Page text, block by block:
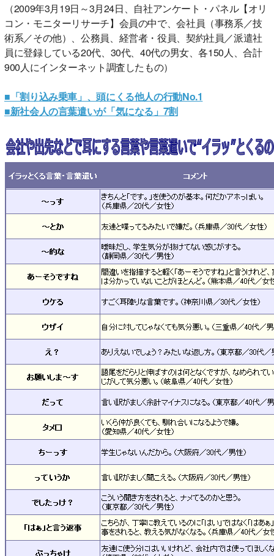
（2009年3月19日～3月24日、自社アンケート・パネル【オリ
コン・モニターリサーチ】会員の中で、会社員（事務系／技
術系／その他）、公務員、経営者・役員、契約社員／派遣社
員に登録している20代、30代、40代の男女、各150人、合計
900人にインターネット調査したもの）
■「割り込み乗車」、頭にくる他人の行動No.1
■新社会人の言葉遣いが「気になる」7割